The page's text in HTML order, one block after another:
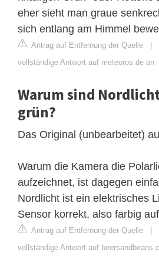
eher sieht man graue
sich entlang am Himmel
Antrag auf Entfernung der Quelle
vollständige Antwort auf meteoros.de an
Warum sind
grün?
Das Original (unbearbeitet)
Warum die Kamera die
aufzeichnet, ist dagegen
Nordlicht ist ein elektrisches
Sensor korrekt, also farbig
Antrag auf Entfernung der Quelle
vollständige Antwort auf